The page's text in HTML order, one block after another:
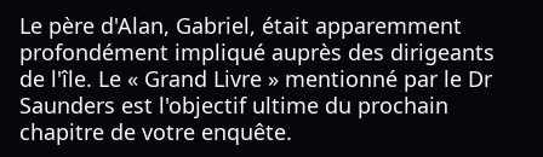
Le père d'Alan, Gabriel, était apparemment
profondément impliqué auprès des dirigeants
de l'île. Le « Grand Livre » mentionné par le Dr
Saunders est l'objectif ultime du prochain
chapitre de votre enquête.